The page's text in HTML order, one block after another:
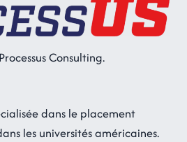
Consulting.
dans le placement
les universités américaines.